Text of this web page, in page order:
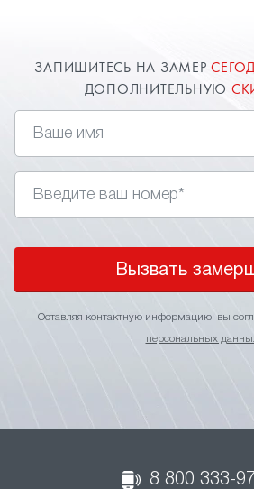
ЗАПИШИТЕСЬ НА ЗАМЕР
ДОПОЛНИТЕЛЬНУЮ
Вызвать
Оставляя контактную информацию, вы
персональных
8 800 333-